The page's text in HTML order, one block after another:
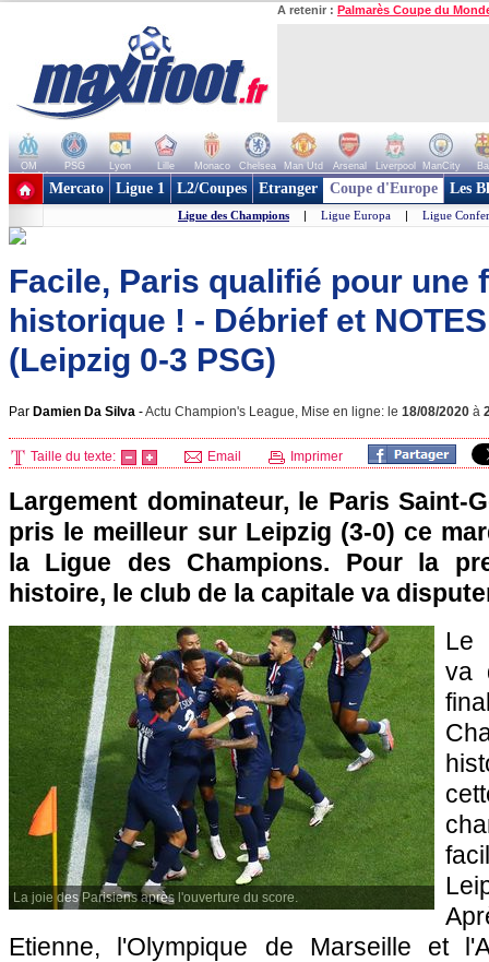
A retenir : Palmarès Coupe du
OM PSG Lyon Lille Monaco Chelsea Man Utd Arsenal Liverpool ManCity
+ de clubs
Mercato Ligue 1 L2/Coupes Etranger Coupe d'Europe Les
Ligue des Champions | Ligue Europa | Ligue
Facile, Paris qualifié pour une
historique ! - Débrief et
(Leipzig 0-3 PSG)
Par Damien Da Silva -Actu Champion's League, Mise en ligne: le 18/08/2020 à
Taille du texte: Email Imprimer
Largement dominateur, le Paris Saint-
pris le meilleur sur Leipzig (3-0) ce
la Ligue des Champions. Pour la
histoire, le club de la capitale va
La joie des Parisiens après l'ouverture du score.
Le
va
Etienne, l'Olympique de Marseille et